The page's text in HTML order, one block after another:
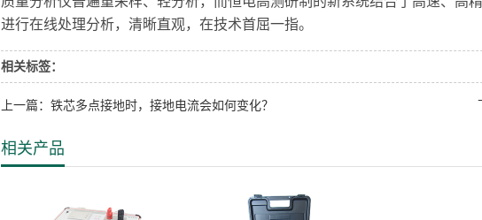
进行在线处理分析，清晰直观，在技术首屈一指。
相关标签：
上一篇：铁芯多点接地时，接地电流会如何变化？
相关产品